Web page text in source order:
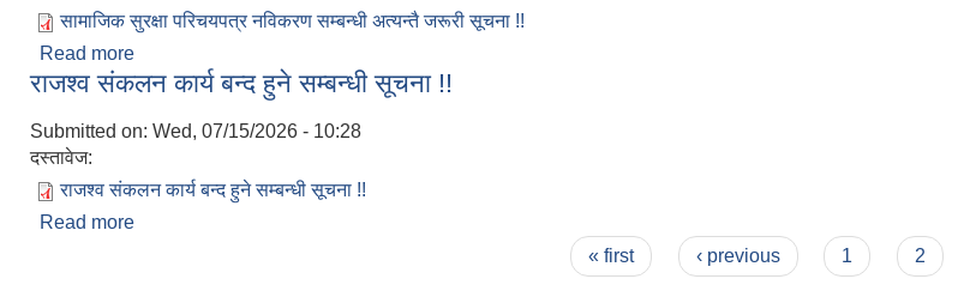
सामाजिक सुरक्षा परिचयपत्र नविकरण सम्बन्धी अत्यन्तै जरूरी सूचना !!
Read more
राजश्व संकलन कार्य बन्द हुने सम्बन्धी सूचना !!
Submitted on: Wed, 07/15/2026 - 10:28
दस्तावेज:
राजश्व संकलन कार्य बन्द हुने सम्बन्धी सूचना !!
Read more
« first ‹ previous 1 2